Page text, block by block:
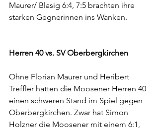
Maurer/ Blasig 6:4, 7:5 brachten ihre
starken Gegnerinnen ins Wanken.
Herren 40 vs. SV Oberbergkirchen
Ohne Florian Maurer und Heribert
Treffler hatten die Moosener Herren 40
einen schweren Stand im Spiel gegen
Oberbergkirchen. Zwar hat Simon
Holzner die Moosener mit einem 6:1,